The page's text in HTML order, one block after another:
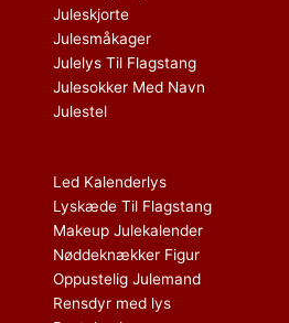
Juleskjorte
Julesmåkager
Julelys Til Flagstang
Julesokker Med Navn
Julestel
Led Kalenderlys
Lyskæde Til Flagstang
Makeup Julekalender
Nøddeknækker Figur
Oppustelig Julemand
Rensdyr med lys